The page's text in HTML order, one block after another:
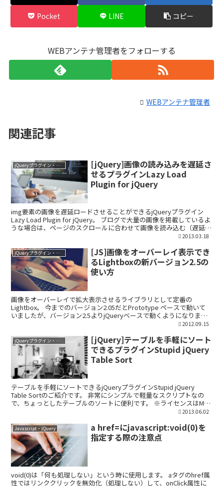
Pocket LINE コピー
WEBアンテナ管理者をフォローする
WEBアンテナ管理者
関連記事
jQueryプラグイン・ライブラリ
[jQuery]画像の読み込みを遅延さ
せるプラグインLazy Load
Plugin for jQuery
img要素の画像を遅延ロードさせることができるjQueryプラグイン
Lazy Load Plugin for jQuery。 ブログで大量の画像を掲載しているよ
うな場合は、ページのスクロールに合わせて画像を読み込む（遅延ロ
2013.03.18
jQueryプラグイン・ライブラリ
[JS]画像をオーバーレイ表示でき
るLightboxの新バージョン2.5の
使い方
画像をオーバーレイで拡大表示させるライブラリとして定番の
Lightbox。 今までのバージョン2.05だとPrototype ペースで動いて
いましたが、バージョン2.5よりjQueryベースで動くようになりまし
2012.09.15
jQueryプラグイン・ライブラリ
[jQuery]テーブルを手軽にソート
できるプラグインStupid jQuery
Table Sort
テーブルを手軽にソートできるjQueryプラグインStupid jQuery
Table Sortのご紹介です。 非常にシンプルで軽量なスクリプトなの
で、ちょっとしたテーブルのソートに便利です。 ※ライセンスはMIT
2013.06.02
Javascript・jQuery
a href=にjavascript:void(0)を
指定する際の注意点
void(0)は「何も処理しない」という時に使用します。 aタグのhref属
性ではリンククリックを無効化（処理しない）して、onClick属性に